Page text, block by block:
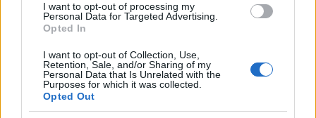
I want to opt-out of processing my
Personal Data for Targeted Advertising.
Opted In
I want to opt-out of Collection, Use,
Retention, Sale, and/or Sharing of my
Personal Data that Is Unrelated with the
Purposes for which it was collected.
Opted Out
különböző kommunikációs területeken tevékenykedett, ezt követően
nyergelt át a könyvkiadásra. A történetek és a szövegek
megszállottja, öltsenek bár testet mozgókép vagy írás formájában.
adunk a
tehetségnek
Mathias Corvinus Collegium Alapítvány